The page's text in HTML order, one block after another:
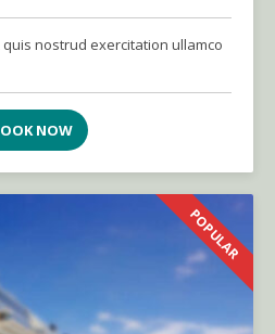
nostrud exercitation ullamco
NOW
POPULAR